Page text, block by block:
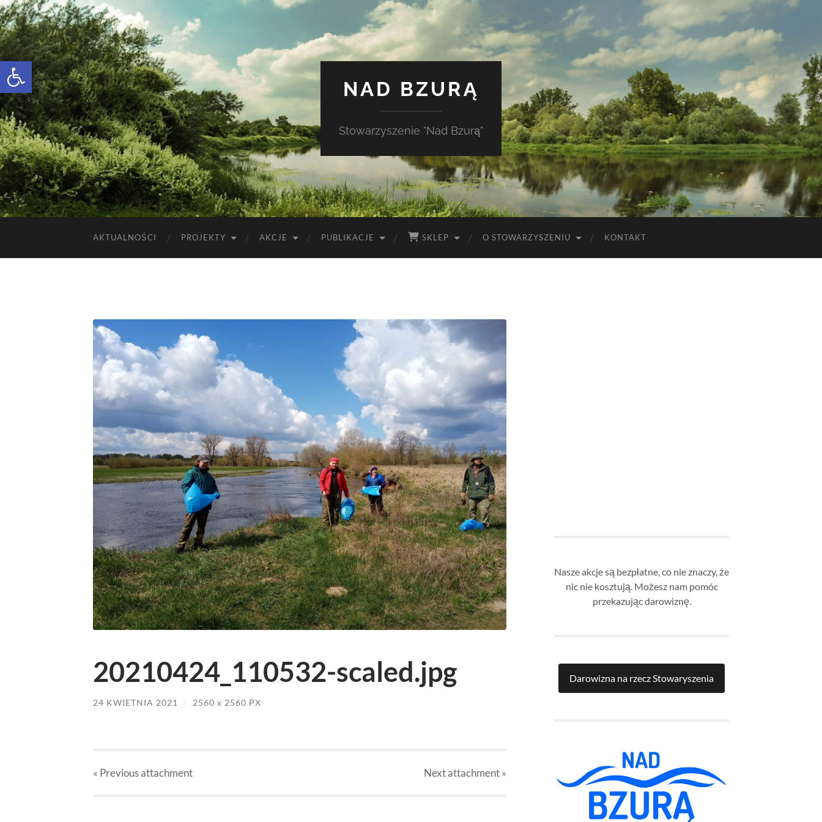
Otwórz pasek narzędzi
NAD BZURĄ
Stowarzyszenie "Nad Bzurą"
AKTUALNOŚCI PROJEKTY AKCJE PUBLIKACJE SKLEP O STOWARZYSZENIU KONTAKT
20210424_110532-scaled.jpg
24 KWIETNIA 2021 / 2560 x 2560 PX
« Previousattachment Nextattachment»
Nasze akcje są bezpłatne, co nie znaczy, że
nic nie kosztują. Możesz nam pomóc
przekazując darowiznę.
Darowizna na rzecz Stowaryszenia